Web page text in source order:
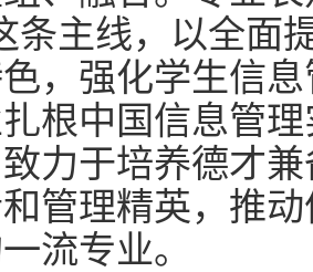
条主线，以全面
，强化学生信
根中国信息管
力于培养德才
管理精英，推
流专业。